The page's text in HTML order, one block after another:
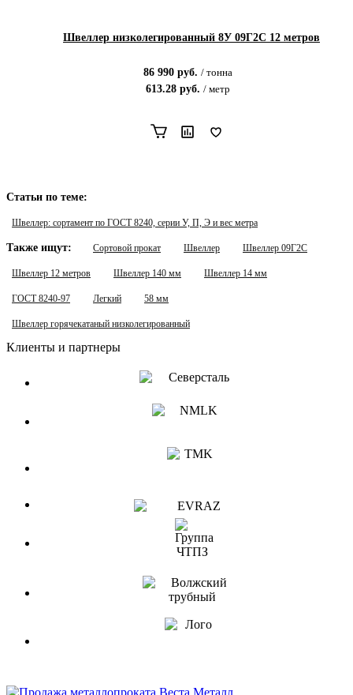
Швеллер низколегированный 8У 09Г2С 12 метров
86 990руб. / тонна
613.28руб. / метр
Статьи по теме:
Швеллер: сортамент по ГОСТ 8240, серии У, П, Э и вес метра
Также ищут: Сортовой прокат Швеллер Швеллер 09Г2С
Швеллер 12 метров Швеллер 140 мм Швеллер 14 мм
ГОСТ 8240-97 Легкий 58 мм
Швеллер горячекатаный низколегированный
Клиенты и партнеры